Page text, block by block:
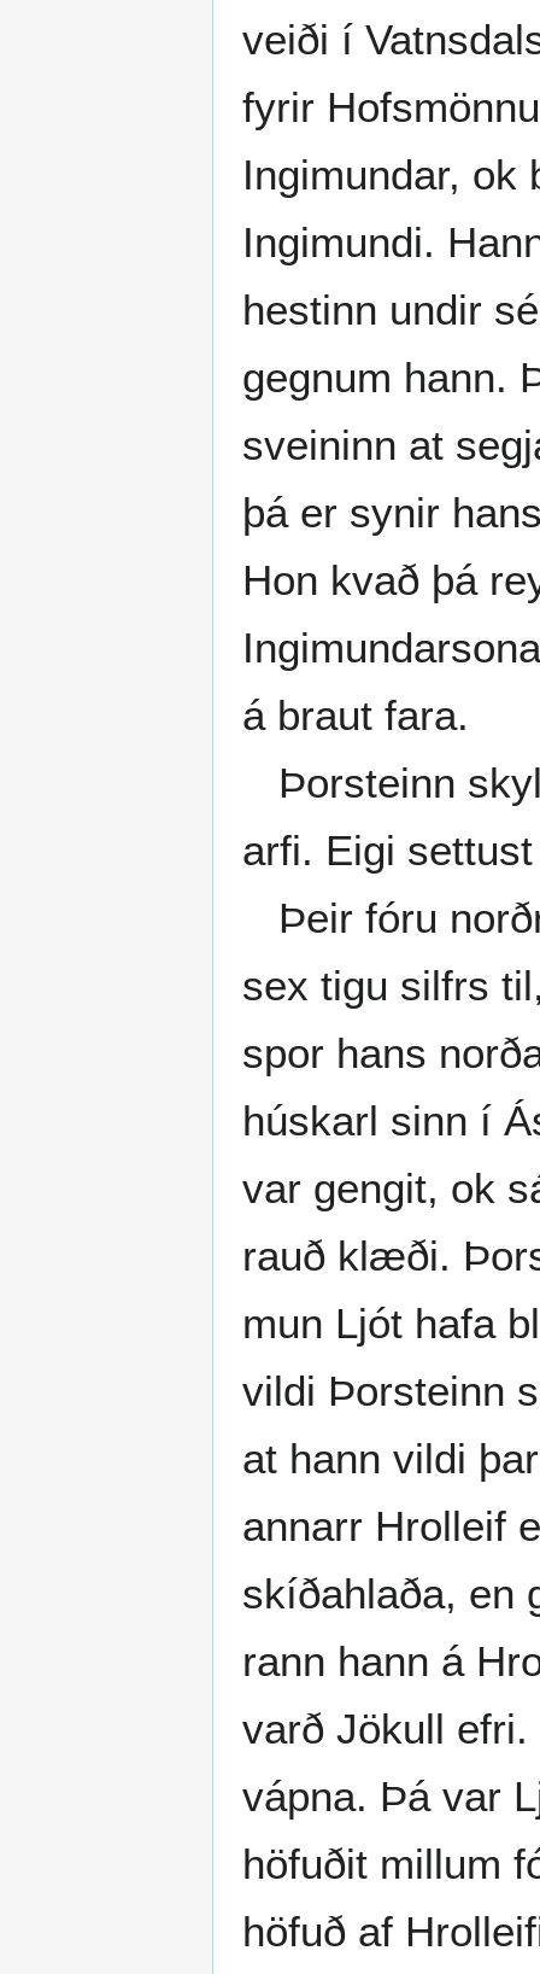
veiði í
fyrir
Ingimundar, ok
Ingimundi.
hestinn undir
gegnum hann.
sveininn at
þá er synir
Hon kvað þá
á braut fara.
Þorsteinn
arfi. Eigi
Þeir fóru
sex tigu silfrs
spor hans
húskarl sinn í
var gengit, ok
rauð klæði.
mun Ljót hafa
vildi Þorsteinn
at hann vildi
annarr Hrolleif
skíðahlaða, en
rann hann á
varð Jökull
vápna. Þá var
höfuðit millum
höfuð af